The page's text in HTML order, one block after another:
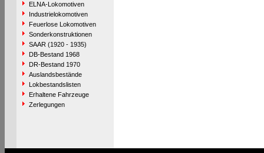
ELNA-Lokomotiven
Industrielokomotiven
Feuerlose Lokomotiven
Sonderkonstruktionen
SAAR (1920 - 1935)
DB-Bestand 1968
DR-Bestand 1970
Auslandsbestände
Lokbestandslisten
Erhaltene Fahrzeuge
Zerlegungen